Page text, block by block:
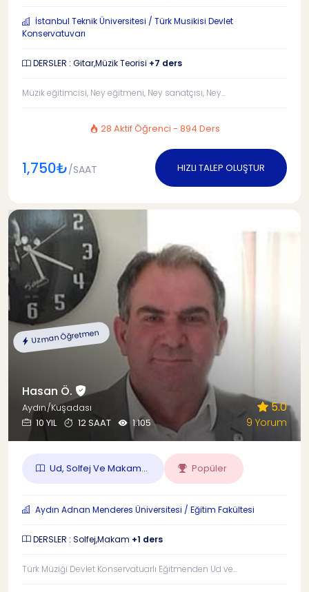
İstanbul Teknik Üniversitesi / Türk Musikisi Devlet
Konservatuvarı
DERSLER : Gitar,Müzik Teorisi +7 ders
Müzik eğitimcisi, Ney eğitmeni, Ney sanatçısı, Ney...
28 Aktif Öğrenci - 894 Ders
1,750₺/SAAT HIZLI TALEP OLUŞTUR
Uzman Öğretmen
Hasan Ö.
Aydın/Kuşadası
10 YIL
12 SAAT 1.105
5.0
9 Yorum
Ud, Solfej Ve Makam... Popüler
Aydın Adnan Menderes Üniversitesi / Eğitim Fakültesi
DERSLER : Solfej,Makam +1 ders
Türk Müziği Devlet Konservatuarlı Eğitmenden Ud ve...